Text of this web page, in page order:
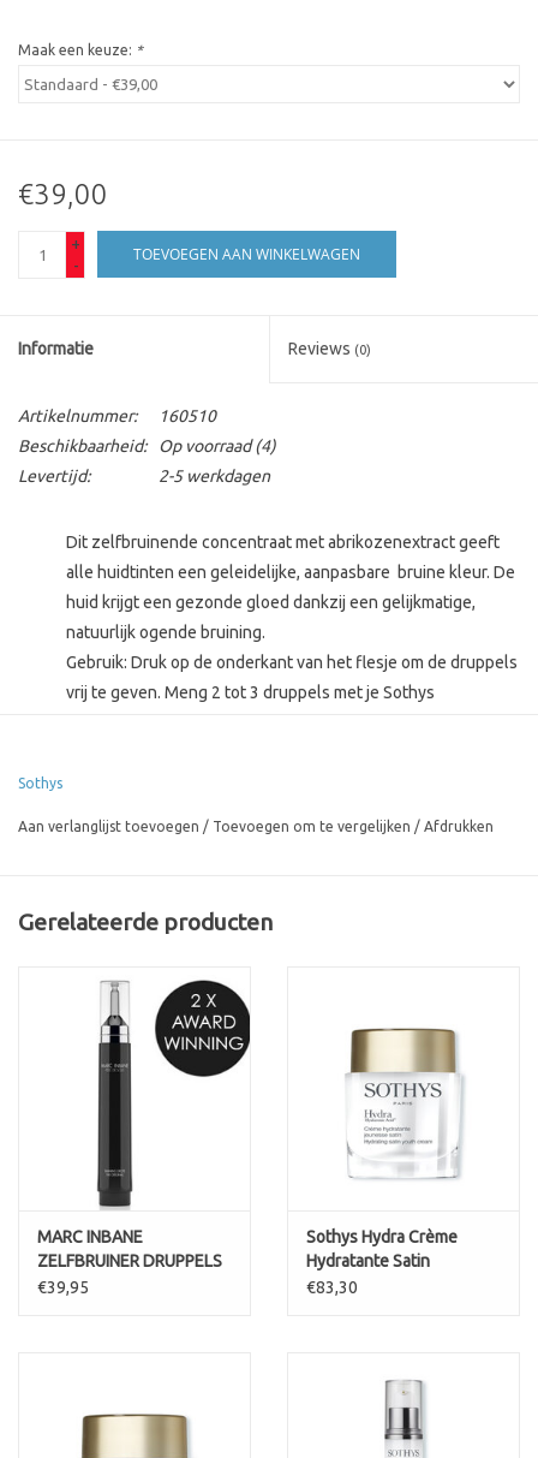
Maak een keuze: *
€39,00
+
-
TOEVOEGEN AAN WINKELWAGEN
Informatie Reviews (0)
Artikelnummer:
160510
Beschikbaarheid:
Op voorraad(4)
Levertijd:
2-5 werkdagen
Dit zelfbruinende concentraat met abrikozenextract geeft
alle huidtinten een geleidelijke, aanpasbare bruine kleur. De
huid krijgt een gezonde gloed dankzij een gelijkmatige,
natuurlijk ogende bruining.
Gebruik: Druk op de onderkant van het flesje om de druppels
vrij te geven. Meng 2 tot 3 druppels met je Sothys
INTENSITEIT VAN DE BRUINE KLEUR.
hyaluronic acid4
***getest met lait hydra-nourrissant.
Inhoud: 15 ml
Sothys
Aan verlanglijst toevoegen / Toevoegen om te vergelijken / Afdrukken
Gerelateerde producten
MARC INBANE
ZELFBRUINER DRUPPELS
Perle de Soleil Marc
€39,95
Sothys Hydra Crème
Hydratante Satin
(dunnere textuur)
€83,30